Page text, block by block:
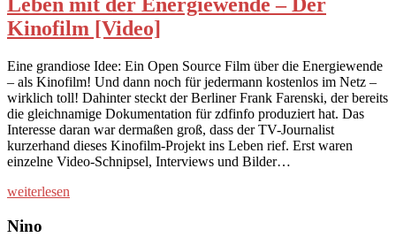
Leben mit der Energiewende – Der
Kinofilm [Video]
Eine grandiose Idee: Ein Open Source Film über die Energiewende
– als Kinofilm! Und dann noch für jedermann kostenlos im Netz –
wirklich toll! Dahinter steckt der Berliner Frank Farenski, der bereits
die gleichnamige Dokumentation für zdfinfo produziert hat. Das
Interesse daran war dermaßen groß, dass der TV-Journalist
kurzerhand dieses Kinofilm-Projekt ins Leben rief. Erst waren
einzelne Video-Schnipsel, Interviews und Bilder…
weiterlesen
Nino